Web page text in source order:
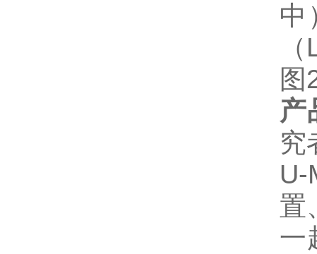
中
（
图
产
究
U-
置
一